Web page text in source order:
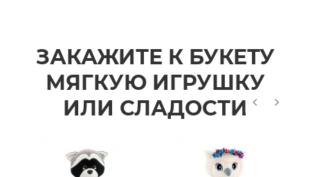
ЗАКАЖИТЕ К БУКЕТУ
МЯГКУЮ ИГРУШКУ
ИЛИ СЛАДОСТИ